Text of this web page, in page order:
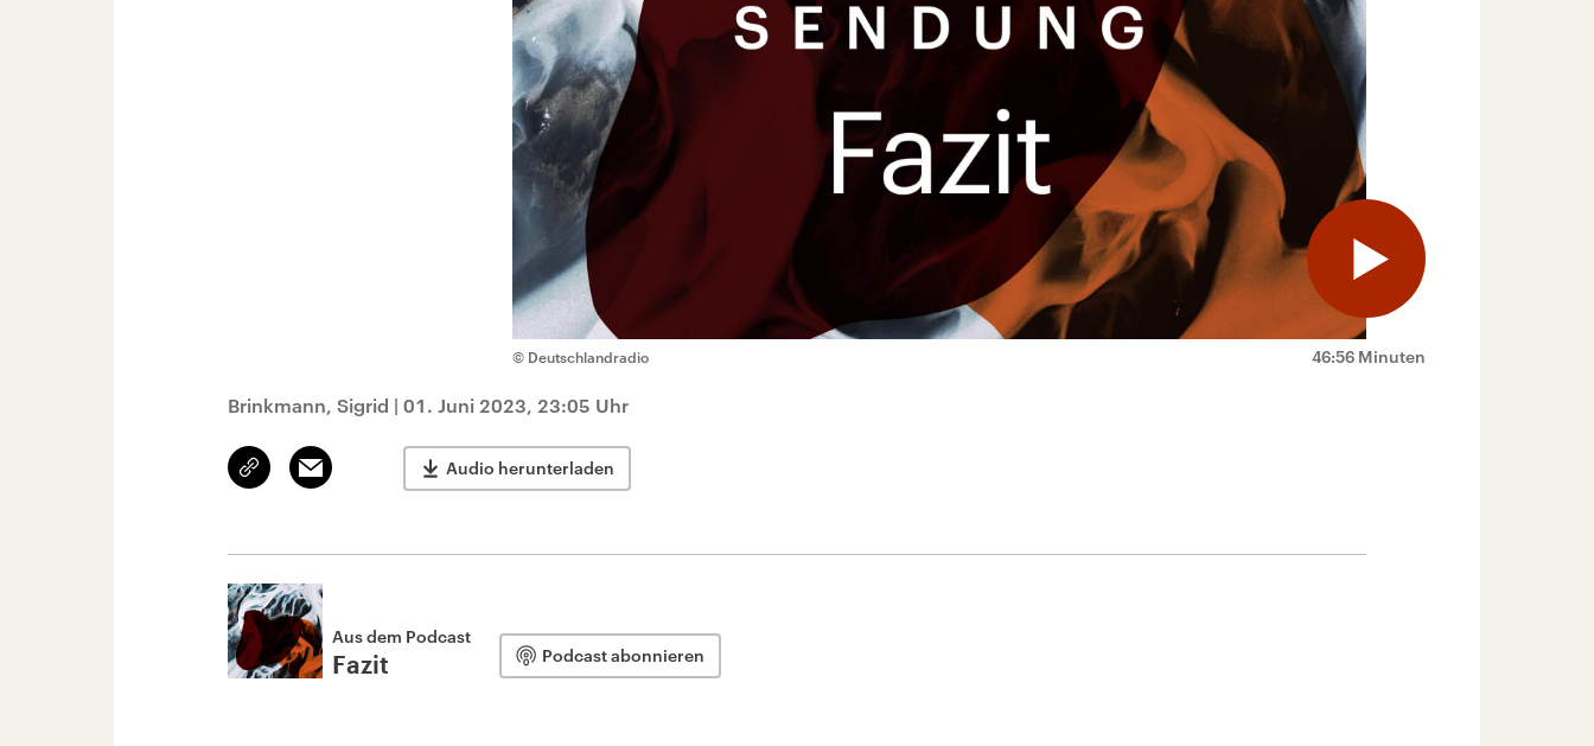
46:56 Minuten
© Deutschlandradio
Brinkmann, Sigrid | 01. Juni 2023, 23:05 Uhr
Link
kopieren/teilen
Email Audio herunterladen
Aus dem Podcast
Fazit Podcast abonnieren